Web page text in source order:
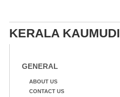
KERALA KAUMUDI
GENERAL
ABOUT US
CONTACT US